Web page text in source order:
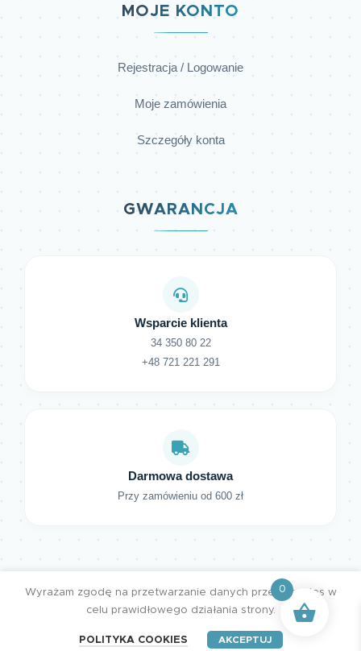
MOJE KONTO
Rejestracja / Logowanie
Moje zamówienia
Szczegóły konta
GWARANCJA
Wsparcie klienta
34 350 80 22
+48 721 221 291
Darmowa dostawa
Przy zamówieniu od 600 zł
Wyrażam zgodę na przetwarzanie danych przez cookies w
celu prawidłowego działania strony.
POLITYKA COOKIES AKCEPTUJ
0